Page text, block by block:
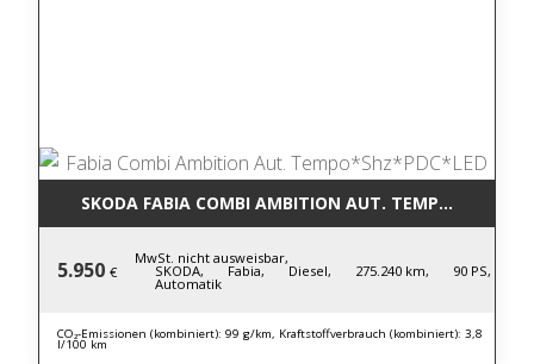
SKODA FABIA COMBI AMBITION AUT.
5.950 €
MwSt. nicht ausweisbar,
SKODA, Fabia, Diesel, 275.240 km, 90 PS,
Automatik
CO₂-Emissionen (kombiniert): 99 g/km, Kraftstoffverbrauch (kombiniert): 3,8
l/100 km